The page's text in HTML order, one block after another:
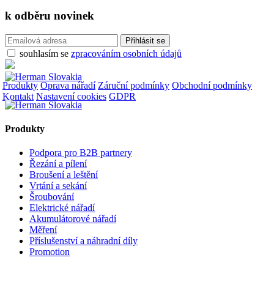
k odběru novinek
souhlasím se zpracováním osobních údajů
Produkty Oprava nářadí Záruční podmínky Obchodní podmínky
Kontakt Nastavení cookies GDPR
Produkty
Podpora pro B2B partnery
Řezání a pílení
Broušení a leštění
Vrtání a sekání
Šroubování
Elektrické nářadí
Akumulátorové nářadí
Měření
Příslušenství a náhradní díly
Promotion